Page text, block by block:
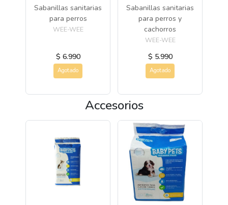
Sabanillas sanitarias
para perros
WEE-WEE
$ 6.990
Agotado
Sabanillas sanitarias
para perros y
cachorros
WEE-WEE
$ 5.990
Agotado
Accesorios